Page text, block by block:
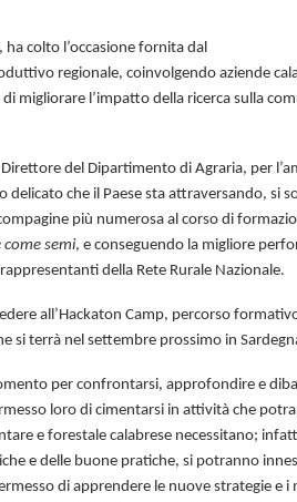
colto l’occasione fornita dal
regionale, coinvolgendo aziende
migliorare l’impatto della ricerca sulla
del Dipartimento di Agraria, per
che il Paese sta attraversando, si
più numerosa a l corso di
come semi, e conseguendo la migliore
della Rete Rurale Nazionale.
all’Hackaton Camp, percorso
si terrà nel settembre prossimo in
per confrontarsi, approfondire e
loro di cimentarsi in attività che
e forestale calabrese necessitano;
e delle buone pratiche, si potranno
di apprendere le nuove strategie e i